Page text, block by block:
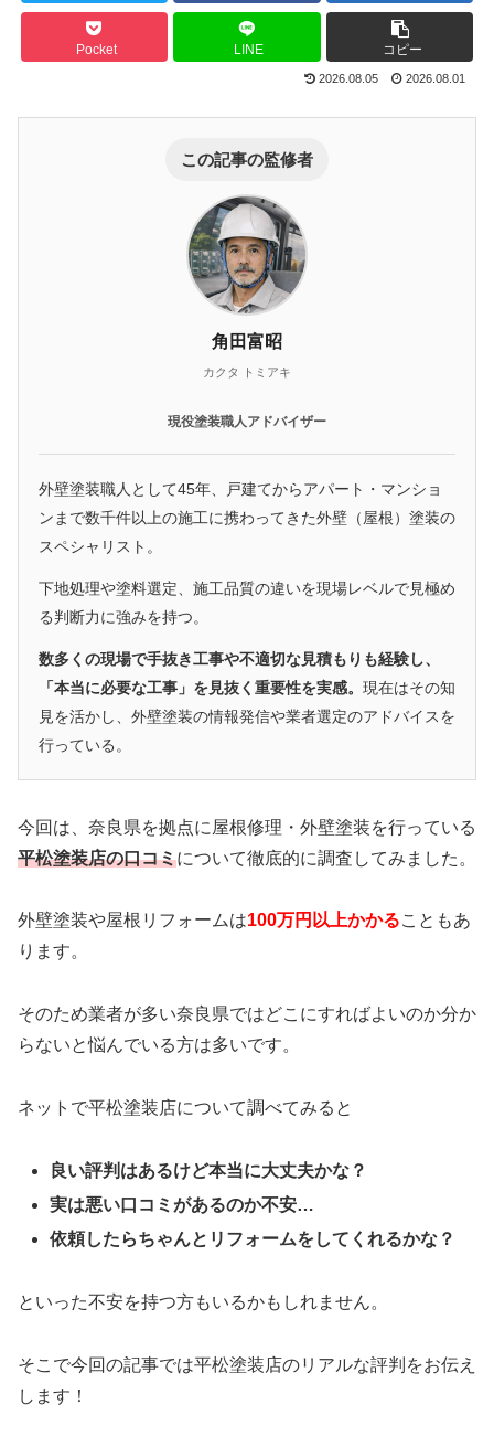
Pocket LINE コピー
2026.08.05 2026.08.01
この記事の監修者
角田富昭
カクタ トミアキ
現役塗装職人アドバイザー
外壁塗装職人として45年、戸建てからアパート・マンショ
ンまで数千件以上の施工に携わってきた外壁（屋根）塗装の
スペシャリスト。
下地処理や塗料選定、施工品質の違いを現場レベルで見極め
る判断力に強みを持つ。
数多くの現場で手抜き工事や不適切な見積もりも経験し、
「本当に必要な工事」を見抜く重要性を実感。 現在はその知
見を活かし、外壁塗装の情報発信や業者選定のアドバイスを
行っている。
今回は、奈良県を拠点に屋根修理・外壁塗装を行っている
平松塗装店の口コミについて徹底的に調査してみました。
外壁塗装や屋根リフォームは100万円以上かかることもあ
ります。
そのため業者が多い奈良県ではどこにすればよいのか分か
らないと悩んでいる方は多いです。
ネットで平松塗装店について調べてみると
良い評判はあるけど本当に大丈夫かな？
実は悪い口コミがあるのか不安…
依頼したらちゃんとリフォームをしてくれるかな？
といった不安を持つ方もいるかもしれません。
そこで今回の記事では平松塗装店のリアルな評判をお伝え
します！